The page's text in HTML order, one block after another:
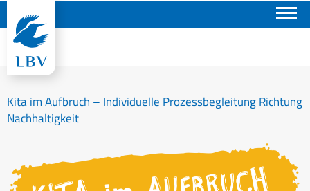
Kita im Aufbruch – Individuelle Prozessbegleitung Richtung
Nachhaltigkeit